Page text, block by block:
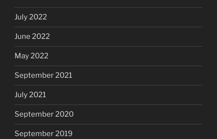
July 2022
June 2022
May 2022
September 2021
July 2021
September 2020
September 2019